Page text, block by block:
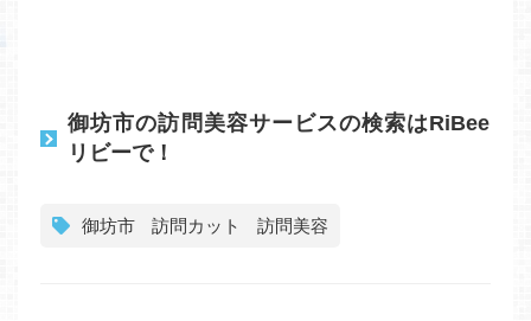
御坊市の訪問美容サービスの検索はRiBee
リビーで！
御坊市 訪問カット 訪問美容